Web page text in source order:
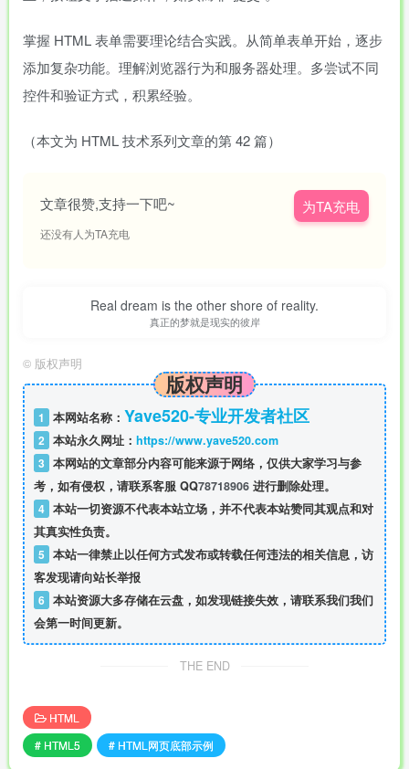
掌握 HTML 表单需要理论结合实践。从简单表单开始，逐步
添加复杂功能。理解浏览器行为和服务器处理。多尝试不同
控件和验证方式，积累经验。
（本文为 HTML 技术系列文章的第 42 篇）
文章很赞,支持一下吧~
还没有人为TA充电
为TA充电
Real dream is the other shore of reality.
真正的梦就是现实的彼岸
© 版权声明
版权声明
1 本网站名称： Yave520-专业开发者社区
2 本站永久网址： https://www.yave520.com
3 本网站的文章部分内容可能来源于网络，仅供大家学习与参
考，如有侵权，请联系客服 QQ78718906 进行删除处理。
4 本站一切资源不代表本站立场，并不代表本站赞同其观点和对
其真实性负责。
5 本站一律禁止以任何方式发布或转载任何违法的相关信息，访
客发现请向站长举报
6 本站资源大多存储在云盘，如发现链接失效，请联系我们我们
会第一时间更新。
THE END
HTML
# HTML5
# HTML网页底部示例